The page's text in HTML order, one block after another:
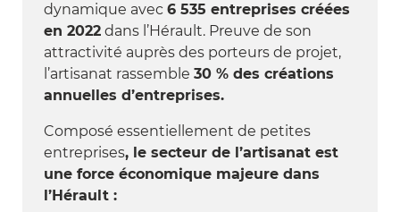
dynamique avec 6 535 entreprises créées
en 2022 dans l’Hérault. Preuve de son
attractivité auprès des porteurs de projet,
l’artisanat rassemble 30 % des créations
annuelles d’entreprises.
Composé essentiellement de petites
entreprises, le secteur de l’artisanat est
une force économique majeure dans
l’Hérault :